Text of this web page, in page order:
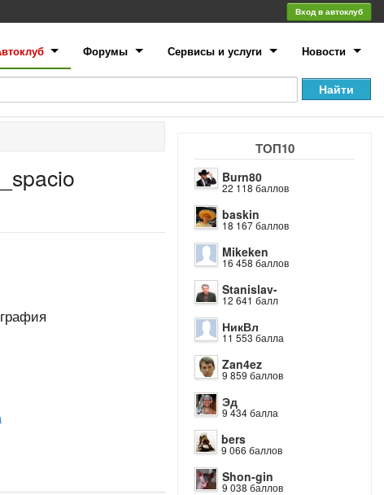
Вход в автоклуб
Форумы Сервисы и услуги Новости
ТОП10
Burn80
22 118 баллов
baskin
18 167 баллов
Mikeken
16 458 баллов
Stanislav-
12 641 балл
НикВл
11 553 балла
Zan4ez
9 859 баллов
Эд
9 434 балла
bers
9 066 баллов
Shon-gin
9 038 баллов